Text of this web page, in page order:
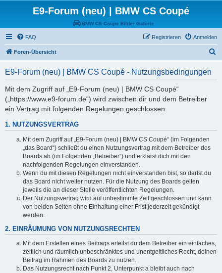
E9-Forum (neu) | BMW CS Coupé
BMW CS Coupe Bilder Galerie
FAQ Anmelden
Registrieren
Foren-Übersicht
E9-Forum (neu) | BMW CS Coupé - Nutzungsbedingungen
Mit dem Zugriff auf „E9-Forum (neu) | BMW CS Coupé“
(„https://www.e9-forum.de“) wird zwischen dir und dem Betreiber
ein Vertrag mit folgenden Regelungen geschlossen:
1. NUTZUNGSVERTRAG
Mit dem Zugriff auf „E9-Forum (neu) | BMW CS Coupé“ (im Folgenden
„das Board“) schließt du einen Nutzungsvertrag mit dem Betreiber des
Boards ab (im Folgenden „Betreiber“) und erklärst dich mit den
nachfolgenden Regelungen einverstanden.
Wenn du mit diesen Regelungen nicht einverstanden bist, so darfst du
das Board nicht weiter nutzen. Für die Nutzung des Boards gelten
jeweils die an dieser Stelle veröffentlichten Regelungen.
Der Nutzungsvertrag wird auf unbestimmte Zeit geschlossen und kann
von beiden Seiten ohne Einhaltung einer Frist jederzeit gekündigt
werden.
2. EINRÄUMUNG VON NUTZUNGSRECHTEN
Mit dem Erstellen eines Beitrags erteilst du dem Betreiber ein einfaches,
zeitlich und räumlich unbeschränktes und unentgeltliches Recht, deinen
Beitrag im Rahmen des Boards zu nutzen.
Das Nutzungsrecht nach Punkt 2, Unterpunkt a bleibt auch nach